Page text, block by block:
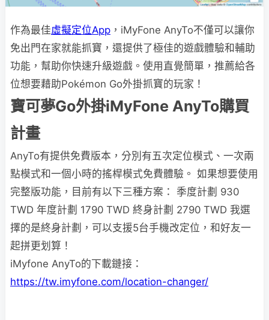
作為最佳虛擬定位App ，iMyFone AnyTo不僅可以讓你
免出門在家就能抓寶，還提供了極佳的遊戲體驗和輔助
功能，幫助你快速升級遊戲。使用直覺簡單，推薦給各
位想要藉助Pokémon Go外掛抓寶的玩家！
寶可夢Go外掛iMyFone AnyTo購買
計畫
AnyTo有提供免費版本，分別有五次定位模式、一次兩
點模式和一個小時的搖桿模式免費體驗。 如果想要使用
完整版功能，目前有以下三種方案： 季度計劃 930
TWD 年度計劃 1790 TWD 終身計劃 2790 TWD 我選
擇的是終身計劃，可以支援5台手機改定位，和好友一
起拼更划算！
iMyfone AnyTo的下載鏈接：
https://tw.imyfone.com/location-changer/